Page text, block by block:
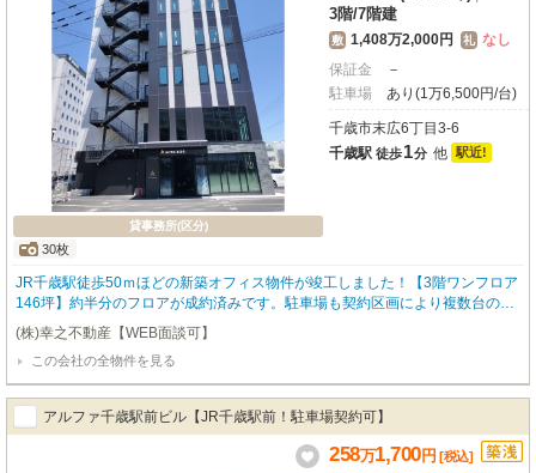
貸事務所(区分)
30枚
3階/7階建
敷 1,408万2,000円 礼 なし
保証金
－
駐車場
あり(1万6,500円/台)
千歳市末広6丁目3-6
千歳駅 徒歩1分 他 駅近!
JR千歳駅徒歩50ｍほどの新築オフィス物件が竣工しました！【3階ワンフロア
146坪】約半分のフロアが成約済みです。駐車場も契約区画により複数台の契
約もご相談可能です。現在の募集区画は13坪、41坪、52坪、80坪、146坪と
なっております。※区画分割、増床もご相談ください！【OAフロア、エレベ
ーター2基、1階に喫煙室あり】契約期間：定期借家3年～。お気軽にお問合せ
下さいませ！ 【土日祝も営業しております！】
(株)幸之不動産【WEB面談可】
この会社の全物件を見る
アルファ千歳駅前ビル【JR千歳駅前！駐車場契約可】
258万1,700円 [税込]